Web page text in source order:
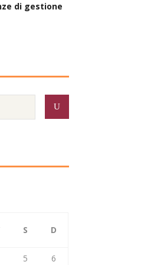
di gestione
S D
5 6